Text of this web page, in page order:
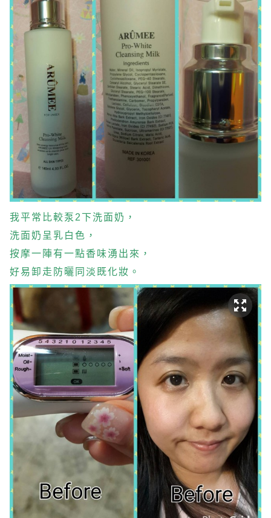
我平常比較泵2下洗面奶，
洗面奶呈乳白色，
按摩一陣有一點香味湧出來，
好易卸走防曬同淡既化妝。